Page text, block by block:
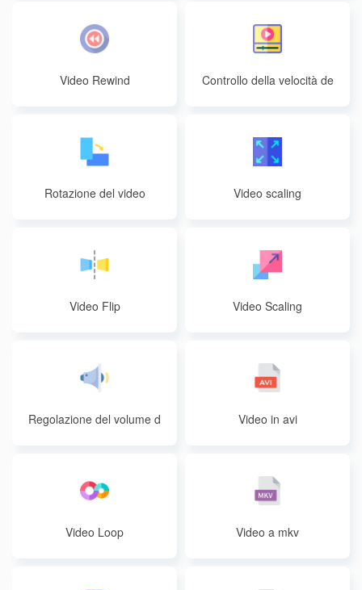
Video Rewind
Controllo della velocità de
Rotazione del video Video scaling
Video Flip Video Scaling
Regolazione del volume d
Video in avi
Video Loop Video a mkv